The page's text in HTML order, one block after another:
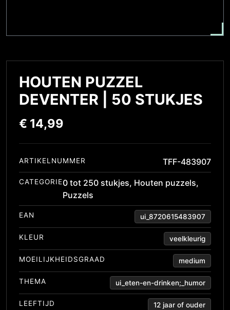
HOUTEN PUZZEL
DEVENTER | 50 STUKJES
€ 14,99
ARTIKELNUMMER TFF-483907
CATEGORIE0 tot 250 stukjes, Houten puzzels,
Puzzels
EAN ui_8720615483907
KLEUR veelkleurig
MOEILIJKHEIDSGRAAD medium
THEMA ui_eten-en-drinken;_humor
LEEFTIJD 12 jaar of ouder